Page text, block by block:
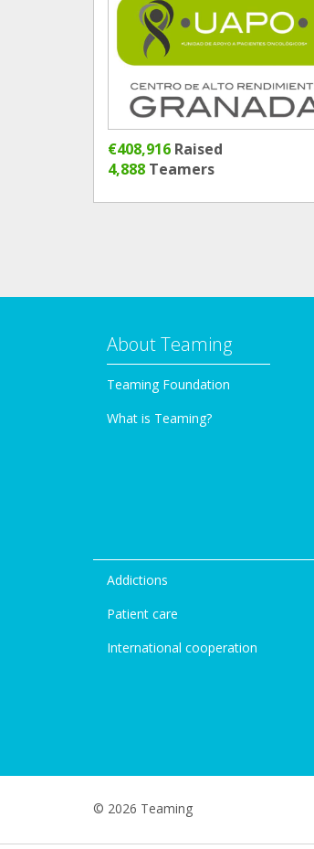
€408,916 Raised
4,888 Teamers
About Teaming
Teaming Foundation
What is Teaming?
Addictions
Patient care
International cooperation
© 2026 Teaming